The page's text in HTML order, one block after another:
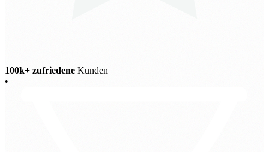
100k+ zufriedene Kunden
•